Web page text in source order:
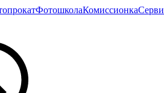
ФотошколаКомиссионка